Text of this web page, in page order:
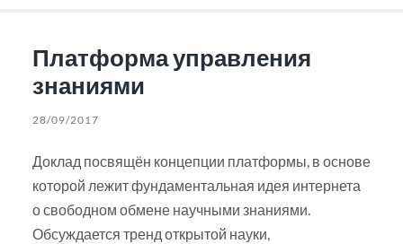
Платформа управления
знаниями
28/09/2017
Доклад посвящён концепции платформы, в основе
которой лежит фундаментальная идея интернета
о свободном обмене научными знаниями.
Обсуждается тренд открытой науки,